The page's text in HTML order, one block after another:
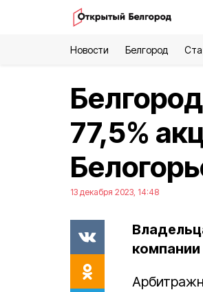
Новости Белгород
77,5%
13 декабря 2023, 14:48